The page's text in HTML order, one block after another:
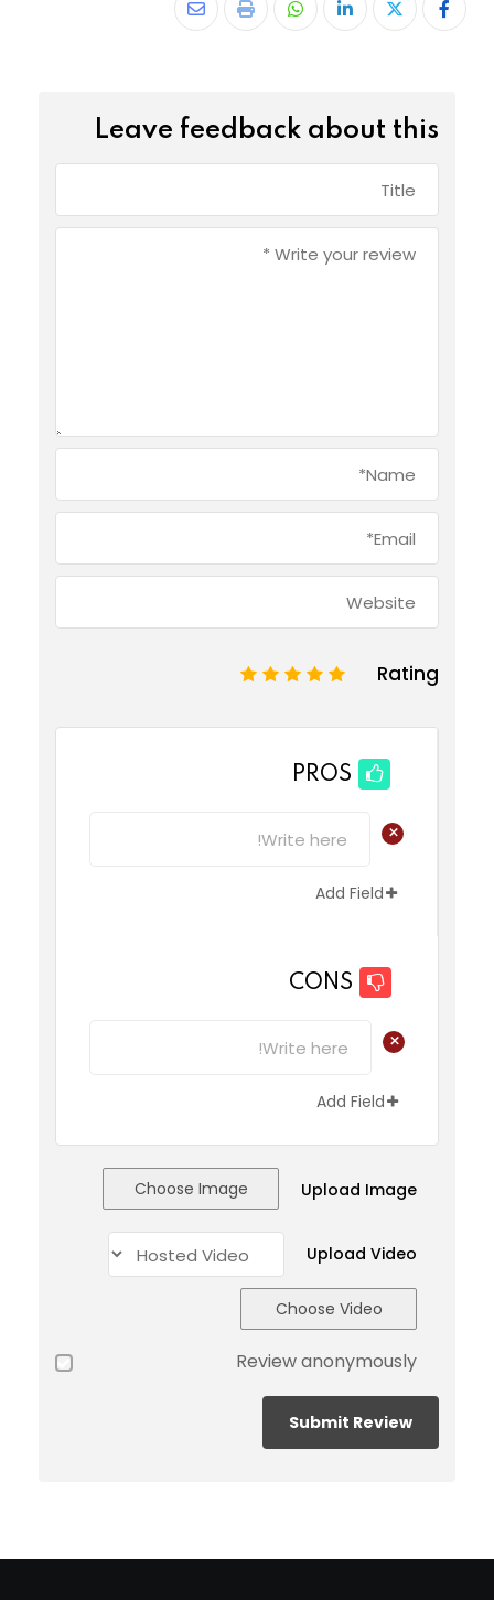
Leave feedback about this
Rating
5
4
3
2
PROS
+
Add Field
CONS
+
Add Field
Upload Image
Choose Image
Upload Video
Choose Video
Review anonymously